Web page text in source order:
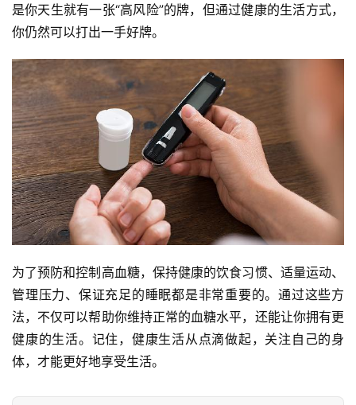
是你天生就有一张“高风险”的牌，但通过健康的生活方式，
你仍然可以打出一手好牌。
为了预防和控制高血糖，保持健康的饮食习惯、适量运动、
管理压力、保证充足的睡眠都是非常重要的。通过这些方
法，不仅可以帮助你维持正常的血糖水平，还能让你拥有更
健康的生活。记住，健康生活从点滴做起，关注自己的身
体，才能更好地享受生活。